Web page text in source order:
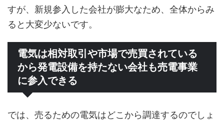
すが、新規参入した会社が膨大なため、全体からみ
ると大変少ないです。
電気は相対取引や市場で売買されている
から発電設備を持たない会社も売電事業
に参入できる
では、売るための電気はどこから調達するのでしょ